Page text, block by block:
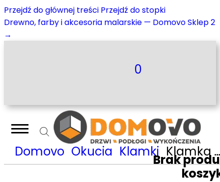
Przejdź do głównej treści Przejdź do stopki
Drewno, farby i akcesoria malarskie — Domovo Sklep 2
→
0
Brak
Domovo Okucia Klamki Klamka Nomet Elara – czarny mat T-1961-127.P61